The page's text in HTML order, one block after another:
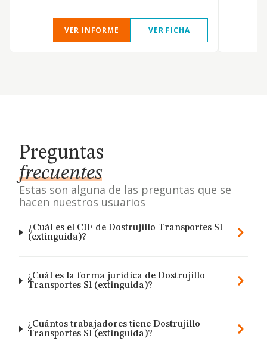
VER INFORME VER FICHA
Preguntas
frecuentes
Estas son alguna de las preguntas que se
hacen nuestros usuarios
¿Cuál es el CIF de Dostrujillo Transportes Sl
(extinguida)?
¿Cuál es la forma jurídica de Dostrujillo
Transportes Sl (extinguida)?
¿Cuántos trabajadores tiene Dostrujillo
Transportes Sl (extinguida)?